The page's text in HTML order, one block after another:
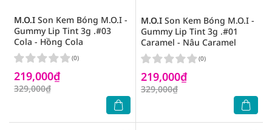
M.O.I Son Kem Bóng M.O.I -
Gummy Lip Tint 3g .#03
Cola - Hồng Cola
219,000₫
329,000₫
(0)
M.O.I Son Kem Bóng M.O.I -
Gummy Lip Tint 3g .#01
Caramel - Nâu Caramel
219,000₫
329,000₫
(0)